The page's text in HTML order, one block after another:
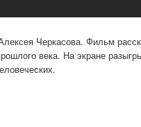
Черкасова. Фильм
века. На экране